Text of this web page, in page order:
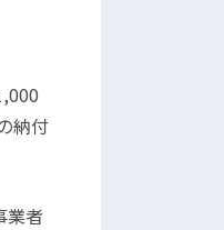
納付
業者